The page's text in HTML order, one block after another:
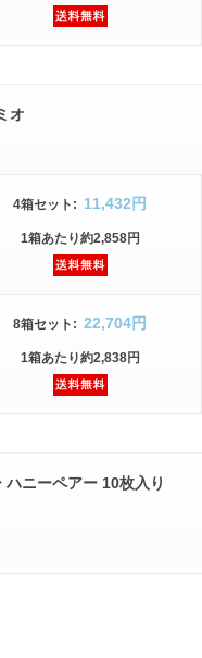
オ
4箱セット : 11,432円
1箱あたり約2,858円
8箱セット : 22,704円
1箱あたり約2,838円
ニーペアー 10枚入り